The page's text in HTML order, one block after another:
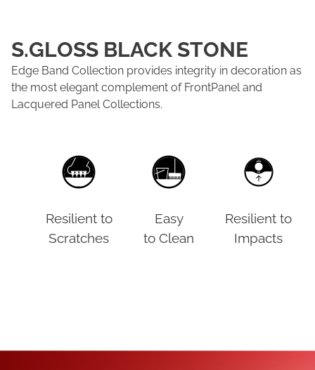
S.GLOSS BLACK STONE
Edge Band Collection provides integrity in decoration as
the most elegant complement of FrontPanel and
Lacquered Panel Collections.
Resilient to
Scratches
Easy
to Clean
Resilient to
Impacts